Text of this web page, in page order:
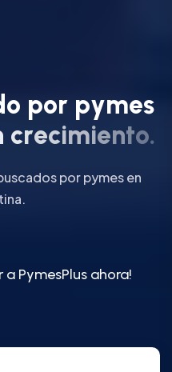
o por pymes
crecimiento.
por pymes en
PymesPlus ahora!